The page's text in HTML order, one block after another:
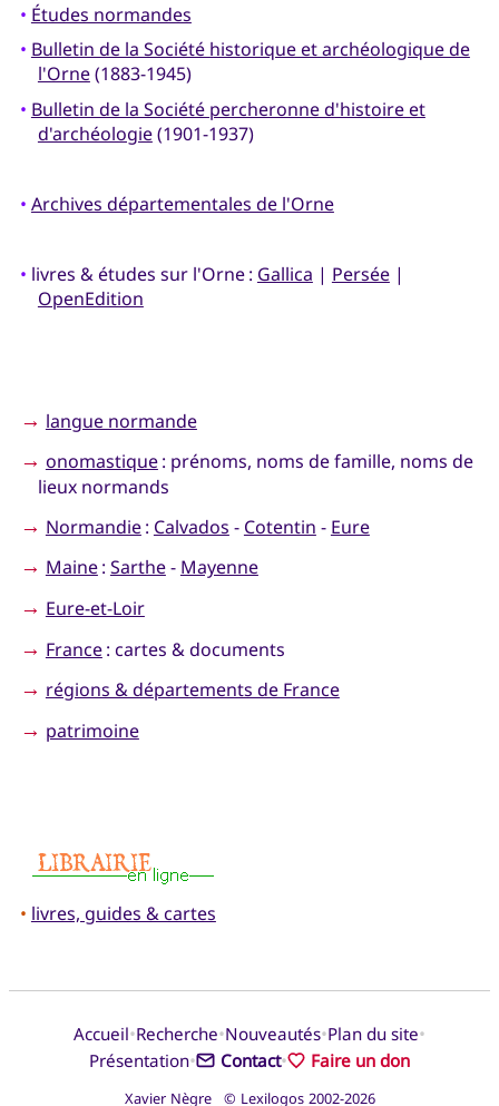
• Études normandes
• Bulletin de la Société historique et archéologique de
l'Orne(1883-1945)
• Bulletin de la Société percheronne d'histoire et
d'archéologie(1901-1937)
• Archives départementales de l'Orne
• livres & études sur l'Orne : Gallica | Persée|
OpenEdition
→ langue normande
→ onomastique: prénoms, noms de famille, noms de
lieux normands
→ Normandie: Calvados - Cotentin - Eure
→ Maine: Sarthe- Mayenne
→ Eure-et-Loir
→ France: cartes & documents
→ régions & départements de France
→ patrimoine
• livres, guides & cartes
Accueil•Recherche•Nouveautés•Plan du site•
Présentation• Contact• Faire un don
Xavier Nègre © Lexilogos 2002-2026